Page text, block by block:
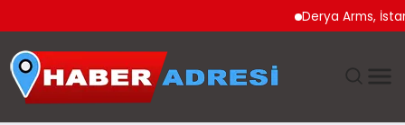
Derya Arms, İstanbul